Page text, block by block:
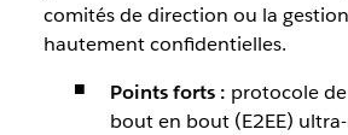
comités de direction ou la
hautement confidentielles.
Points forts : protocole
bout en bout (E2EE)